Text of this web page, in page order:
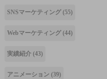
SNSマーケティング(55)
Webマーケティング(44)
実績紹介 (43)
アニメーション (39)